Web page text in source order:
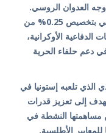
وجه العدوان الروسي.
وخصّ زيلينسكي بالذكر قرار إستونيا التاريخي بتخصيص 0.25% من
الدفاعية الأوكرانية،
دعم حلفاء الحرية
الذي تلعبه إستونيا في
إلى تعزيز قدرات
مساهمتها النشطة في
الأطلسية.